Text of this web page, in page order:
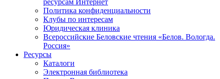
ресурсам Интернет
Политика конфиденциальности
Клубы по интересам
Юридическая клиника
Всероссийские Беловские чтения «Белов. Вологда.
Россия»
Ресурсы
Каталоги
Электронная библиотека